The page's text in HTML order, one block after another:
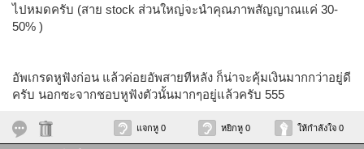
ไปหมดครับ (สาย stock ส่วนใหญ่จะนำคุณภาพสัญญาณแค่ 30-
50% )
อัพเกรดหูฟังก่อน แล้วค่อยอัพสายทีหลัง ก็น่าจะคุ้มเงินมากกว่าอยู่ดี
ครับ นอกซะจากชอบหูฟังตัวนั้นมากๆอยู่แล้วครับ 555
แจกหู 0 หยิกหู 0 ให้กำลังใจ 0